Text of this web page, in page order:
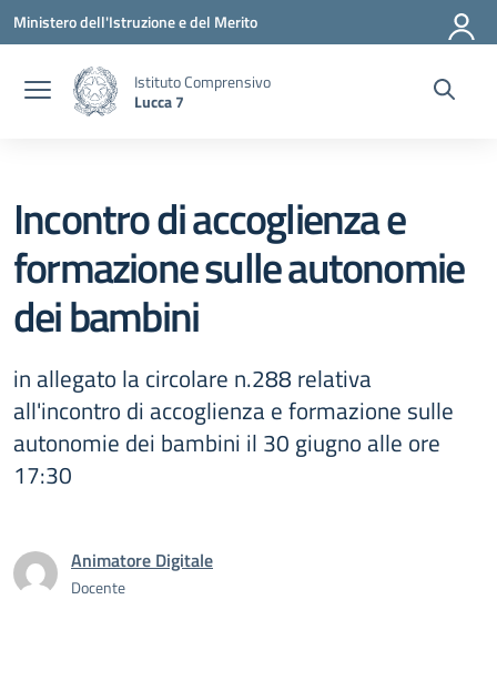
Vai ai contenuti
Vai al menu di navigazione
Vai al footer
Ministero dell'Istruzione e del Merito
Istituto Comprensivo
Lucca 7
Incontro di accoglienza e
formazione sulle autonomie
dei bambini
in allegato la circolare n.288 relativa
all'incontro di accoglienza e formazione sulle
autonomie dei bambini il 30 giugno alle ore
17:30
Animatore Digitale
Docente